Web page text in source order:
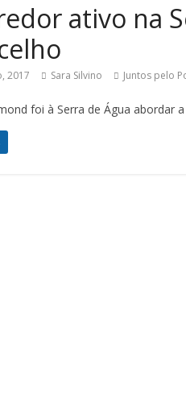
ativo na
2017 Sara Silvino Juntos pelo
foi à Serra de Água abordar